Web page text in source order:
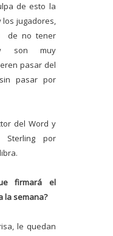
de esto la
jugadores,
de no tener
y son muy
pasar del
pasar por
del Word y
Sterling por
firmará el
la semana?
le quedan